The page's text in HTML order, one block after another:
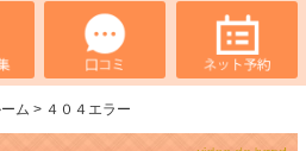
ム ４０４エラー